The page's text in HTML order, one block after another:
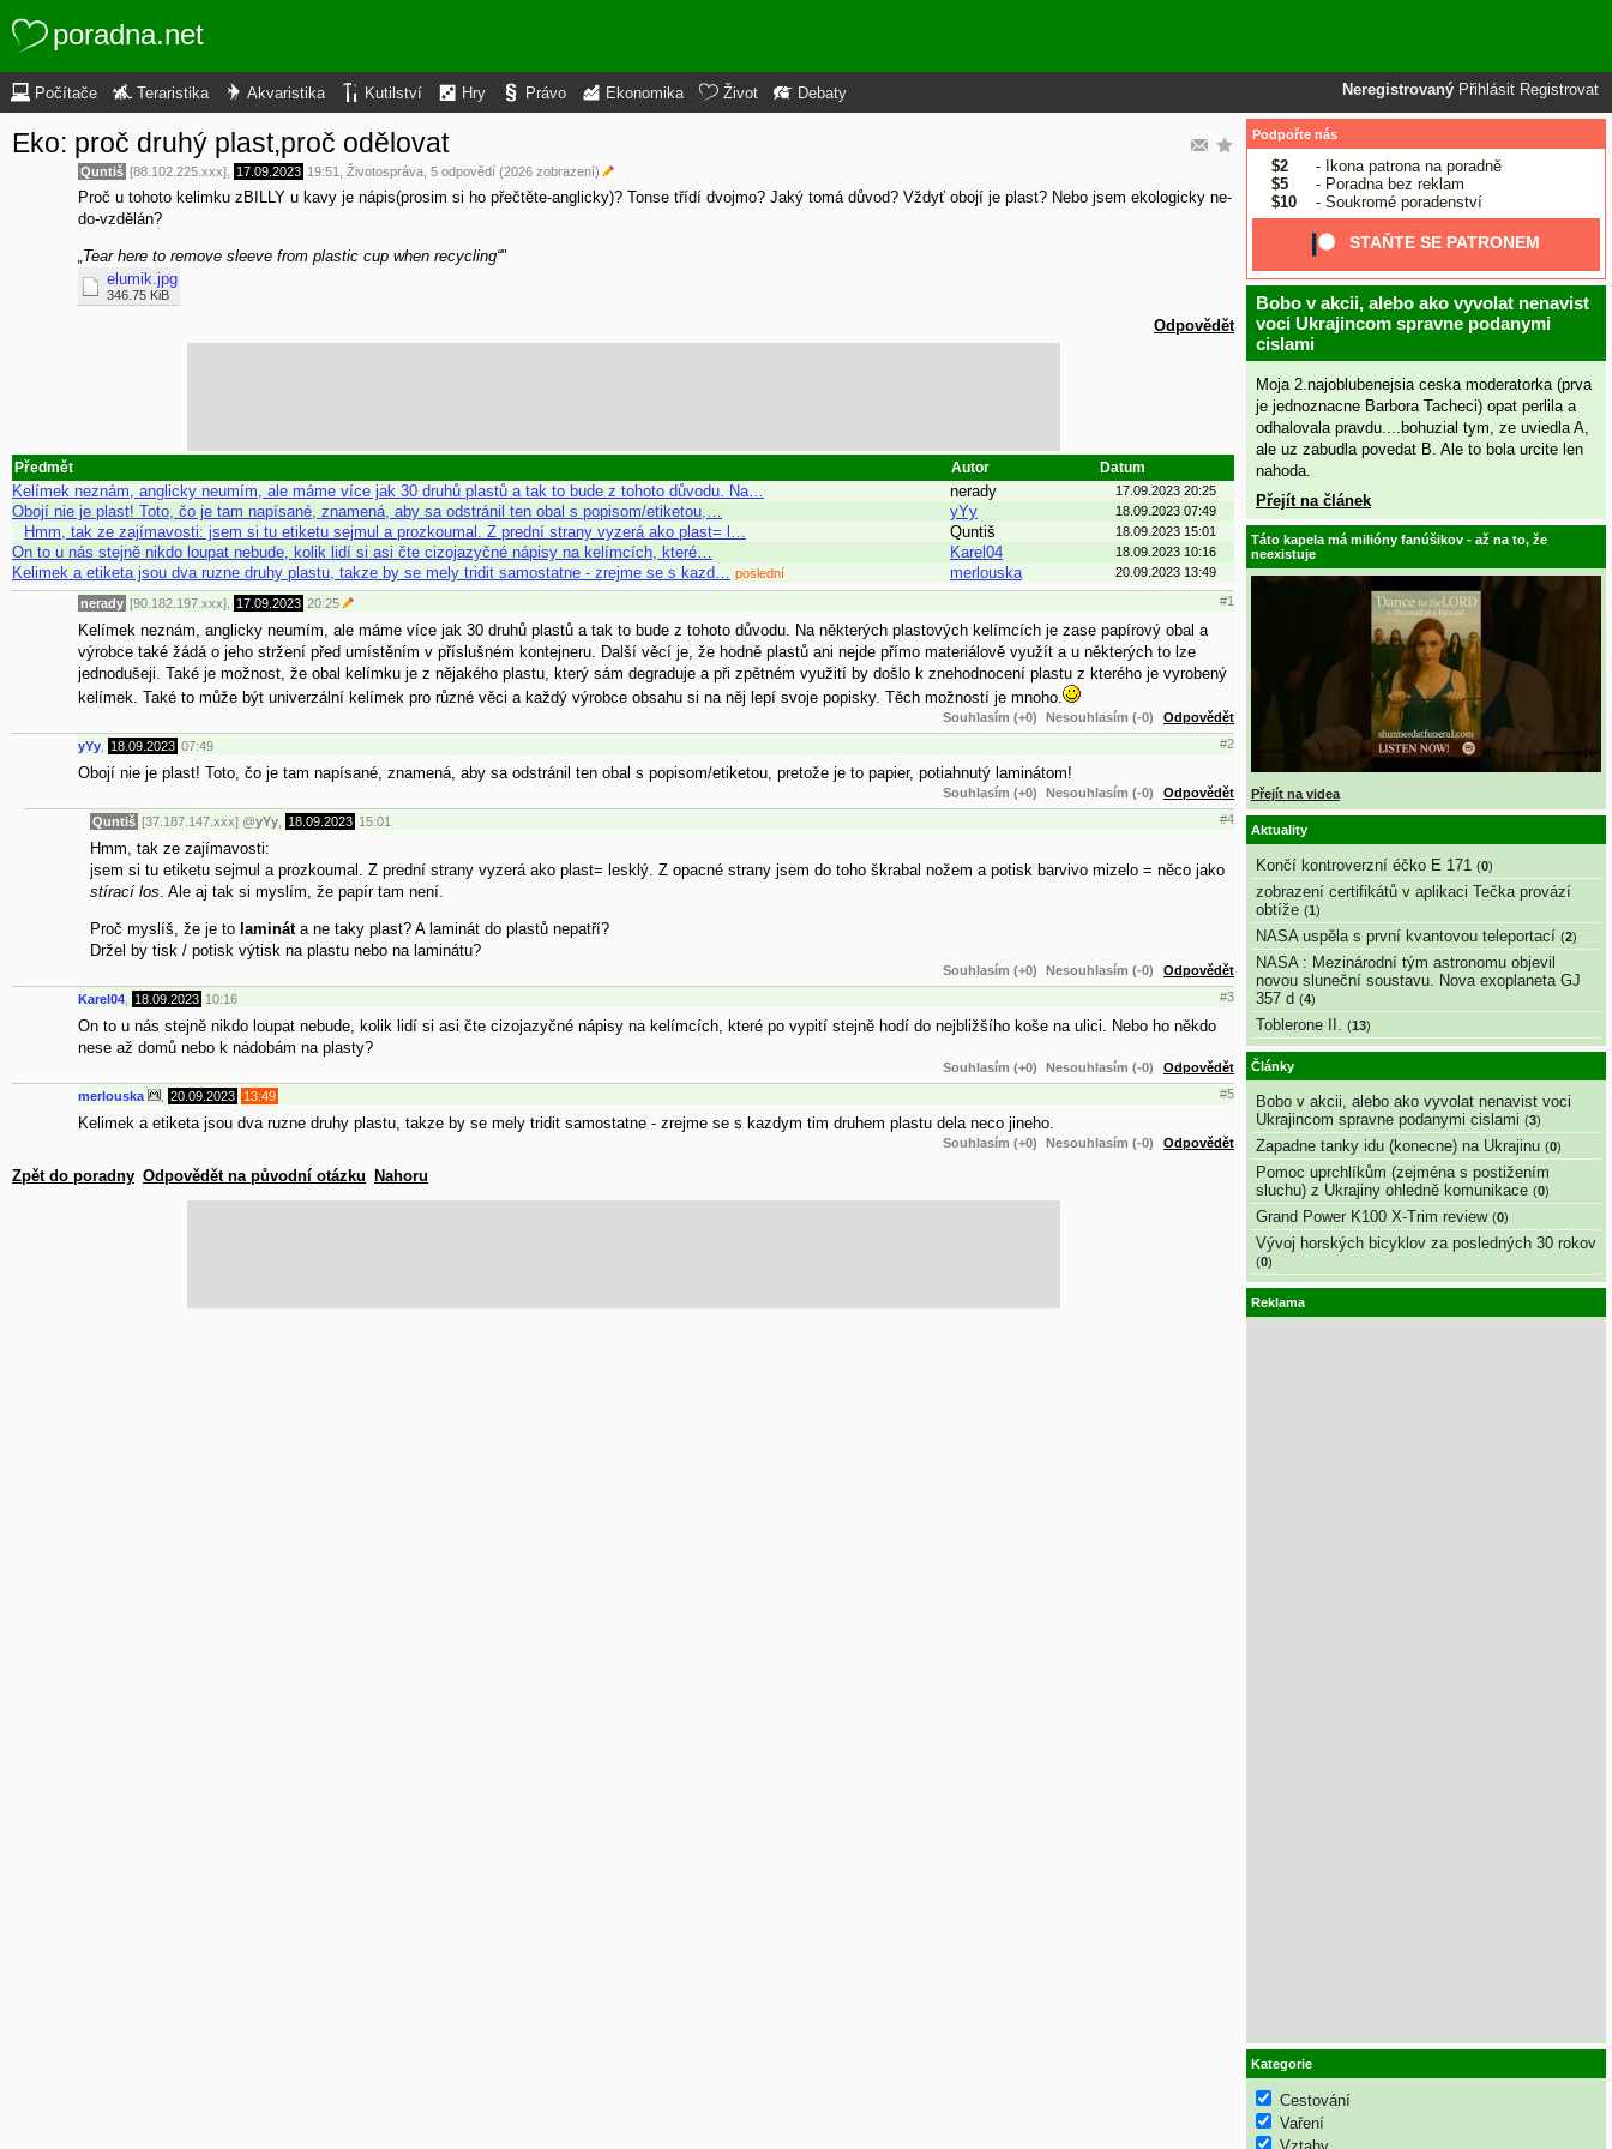
poradna.net
Neregistrovaný Přihlásit Registrovat
Počítače Teraristika Akvaristika Kutilství Hry Právo Ekonomika Život Debaty
Eko: proč druhý plast,proč odělovat
Quntiš [88.102.225.xxx], 17.09.2023 19:51 Životospráva , 5 odpovědí (2026 zobrazení)
Proč u tohoto kelimku zBILLY u kavy je nápis(prosim si ho přečtěte-anglicky)? Tonse třídí dvojmo? Jaký tomá důvod? Vždyť obojí je plast? Nebo jsem ekologicky ne-
do-vzdělán?
„Tear here to remove sleeve from plastic cup when recycling“"
elumik.jpg
346.75 KiB
Odpovědět
Předmět Autor Datum
Kelímek neznám, anglicky neumím, ale máme více jak 30 druhů plastů a tak to bude z tohoto důvodu. Na… nerady 17.09.2023 20:25
Obojí nie je plast! Toto, čo je tam napísané, znamená, aby sa odstránil ten obal s popisom/etiketou,… yYy 18.09.2023 07:49
Hmm, tak ze zajímavosti: jsem si tu etiketu sejmul a prozkoumal. Z prední strany vyzerá ako plast= l… Quntiš 18.09.2023 15:01
On to u nás stejně nikdo loupat nebude, kolik lidí si asi čte cizojazyčné nápisy na kelímcích, které… Karel04 18.09.2023 10:16
Kelimek a etiketa jsou dva ruzne druhy plastu, takze by se mely tridit samostatne - zrejme se s kazd… poslední merlouska 20.09.2023 13:49
nerady [90.182.197.xxx], 17.09.2023 20:25 #1
Kelímek neznám, anglicky neumím, ale máme více jak 30 druhů plastů a tak to bude z tohoto důvodu. Na některých plastových kelímcích je zase papírový obal a
výrobce také žádá o jeho stržení před umístěním v příslušném kontejneru. Další věcí je, že hodně plastů ani nejde přímo materiálově využít a u některých to lze
jednodušeji. Také je možnost, že obal kelímku je z nějakého plastu, který sám degraduje a při zpětném využití by došlo k znehodnocení plastu z kterého je vyrobený
kelímek. Také to může být univerzální kelímek pro různé věci a každý výrobce obsahu si na něj lepí svoje popisky. Těch možností je mnoho.
Souhlasím (+0) Nesouhlasím (-0) Odpovědět
yYy 18.09.2023 07:49 #2
Obojí nie je plast! Toto, čo je tam napísané, znamená, aby sa odstránil ten obal s popisom/etiketou, pretože je to papier, potiahnutý laminátom!
Souhlasím (+0) Nesouhlasím (-0) Odpovědět
Quntiš [37.187.147.xxx] @yYy 18.09.2023 15:01 #4
Hmm, tak ze zajímavosti:
jsem si tu etiketu sejmul a prozkoumal. Z prední strany vyzerá ako plast= lesklý. Z opacné strany jsem do toho škrabal nožem a potisk barvivo mizelo = něco jako
stírací los . Ale aj tak si myslím, že papír tam není.
Proč myslíš, že je to lamináta ne taky plast? A laminát do plastů nepatří?
Držel by tisk / potisk výtisk na plastu nebo na laminátu?
Souhlasím (+0) Nesouhlasím (-0) Odpovědět
Karel04 18.09.2023 10:16 #3
On to u nás stejně nikdo loupat nebude, kolik lidí si asi čte cizojazyčné nápisy na kelímcích, které po vypití stejně hodí do nejbližšího koše na ulici. Nebo ho někdo
nese až domů nebo k nádobám na plasty?
Souhlasím (+0) Nesouhlasím (-0) Odpovědět
merlouska 20.09.2023 13:49 #5
Kelimek a etiketa jsou dva ruzne druhy plastu, takze by se mely tridit samostatne - zrejme se s kazdym tim druhem plastu dela neco jineho.
Souhlasím (+0) Nesouhlasím (-0) Odpovědět
Zpět do poradny Odpovědět na původní otázku Nahoru
Podpořte nás
$2
- Ikona patrona na poradně
$5
- Poradna bez reklam
$10
- Soukromé poradenství
STAŇTE SE PATRONEM
Bobo v akcii, alebo ako vyvolat nenavist
voci Ukrajincom spravne podanymi
cislami
Moja 2.najoblubenejsia ceska moderatorka (prva
je jednoznacne Barbora Tacheci) opat perlila a
odhalovala pravdu....bohuzial tym, ze uviedla A,
ale uz zabudla povedat B. Ale to bola urcite len
nahoda.
Přejít na článek
Táto kapela má milióny fanúšikov - až na to, že
neexistuje
Přejít na videa
Aktuality
Končí kontroverzní éčko E 171 (0)
zobrazení certifikátů v aplikaci Tečka provází
obtíže (1)
NASA uspěla s první kvantovou teleportací (2)
NASA : Mezinárodní tým astronomu objevil
novou sluneční soustavu. Nova exoplaneta GJ
357 d (4)
Toblerone II. (13)
Články
Bobo v akcii, alebo ako vyvolat nenavist voci
Ukrajincom spravne podanymi cislami (3)
Zapadne tanky idu (konecne) na Ukrajinu (0)
Pomoc uprchlíkům (zejména s postižením
sluchu) z Ukrajiny ohledně komunikace (0)
Grand Power K100 X-Trim review (0)
Vývoj horských bicyklov za posledných 30 rokov
(0)
Reklama
Kategorie
Cestování
Vaření